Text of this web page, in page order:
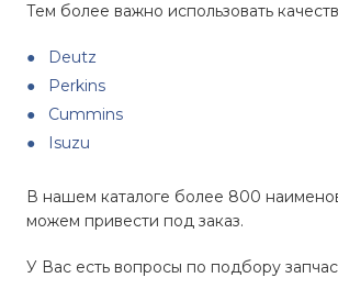
Тем более важно использовать
Deutz
Perkins
Cummins
Isuzu
В нашем каталоге более 800
можем привести под заказ.
У Вас есть вопросы по подбору